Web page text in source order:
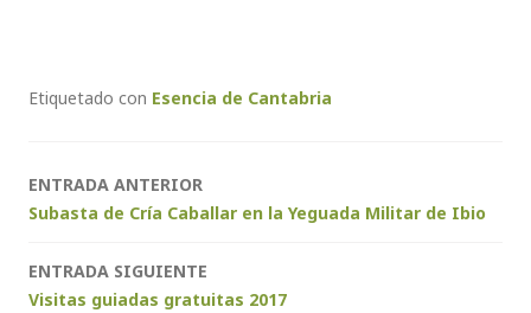
Etiquetado con Esencia de Cantabria
Navegación
de
entradas
ENTRADA ANTERIOR
Subasta de Cría Caballar en la Yeguada Militar de Ibio
ENTRADA SIGUIENTE
Visitas guiadas gratuitas 2017